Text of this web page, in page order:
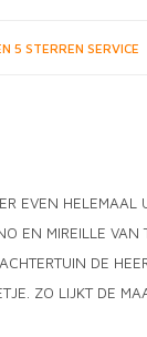
5 STERREN SERVICE
EVEN HELEMAAL
EN MIREILLE VAN
DE
ZO LIJKT DE